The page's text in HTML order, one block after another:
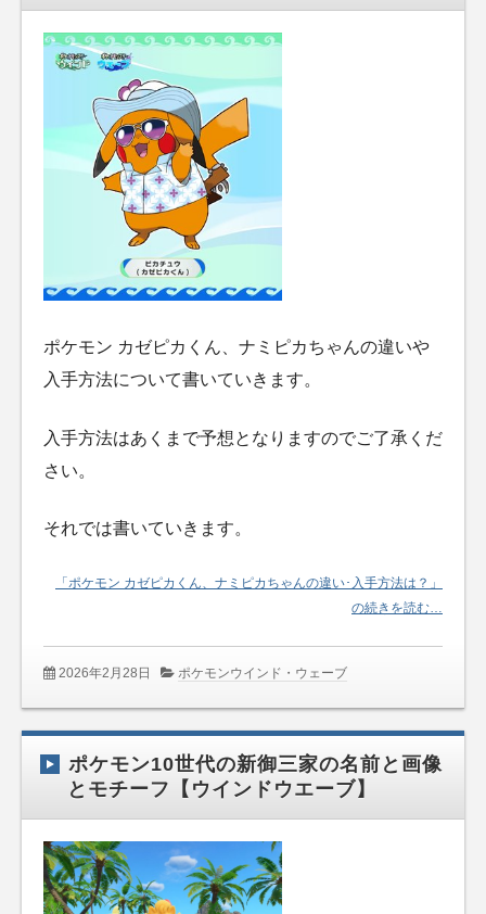
ポケモン カゼピカくん、ナミピカちゃんの違いや
入手方法について書いていきます。
入手方法はあくまで予想となりますのでご了承くだ
さい。
それでは書いていきます。
「ポケモン カゼピカくん、ナミピカちゃんの違い･入手方法は？」
の続きを読む…
2026年2月28日 ポケモンウインド・ウェーブ
ポケモン10世代の新御三家の名前と画像
とモチーフ【ウインドウエーブ】